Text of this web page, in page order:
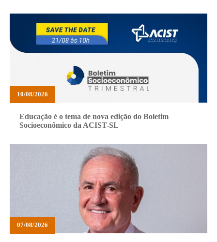
10/08/2026
Educação é o tema de nova edição do Boletim
Socioeconômico da ACIST-SL
07/08/2026